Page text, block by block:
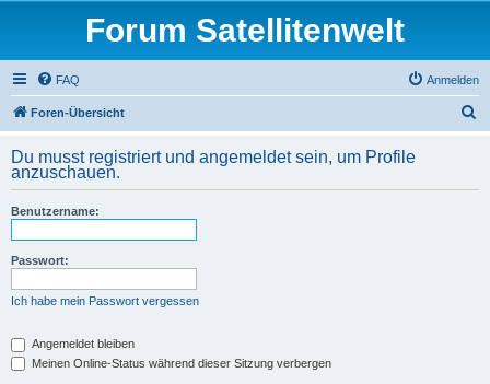
Forum Satellitenwelt
FAQ Anmelden
Foren-Übersicht
h
Du musst registriert und angemeldet sein, um Profile
anzuschauen.
Benutzername:
Passwort:
Ich habe mein Passwort vergessen
Angemeldet bleiben
Meinen Online-Status während dieser Sitzung verbergen